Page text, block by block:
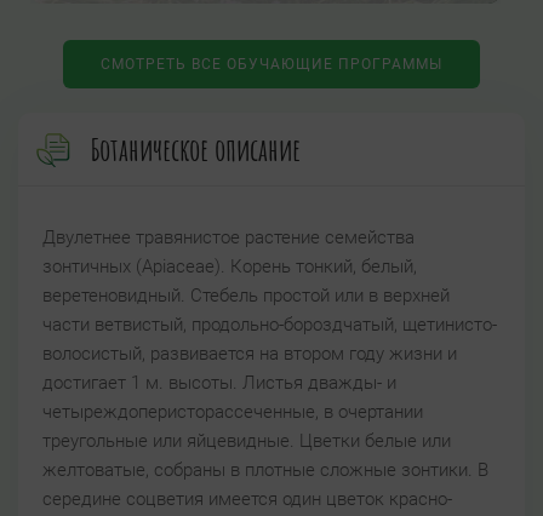
СМОТРЕТЬ ВСЕ ОБУЧАЮЩИЕ ПРОГРАММЫ
Ботаническое описание
Двулетнее травянистое растение семейства
зонтичных (Apiaceae). Корень тонкий, белый,
веретеновидный. Стебель простой или в верхней
части ветвистый, продольно-бороздчатый, щетинисто-
волосистый, развивается на втором году жизни и
достигает 1 м. высоты. Листья дважды- и
четыреждоперисторассеченные, в очертании
треугольные или яйцевидные. Цветки белые или
желтоватые, собраны в плотные сложные зонтики. В
середине соцветия имеется один цветок красно-